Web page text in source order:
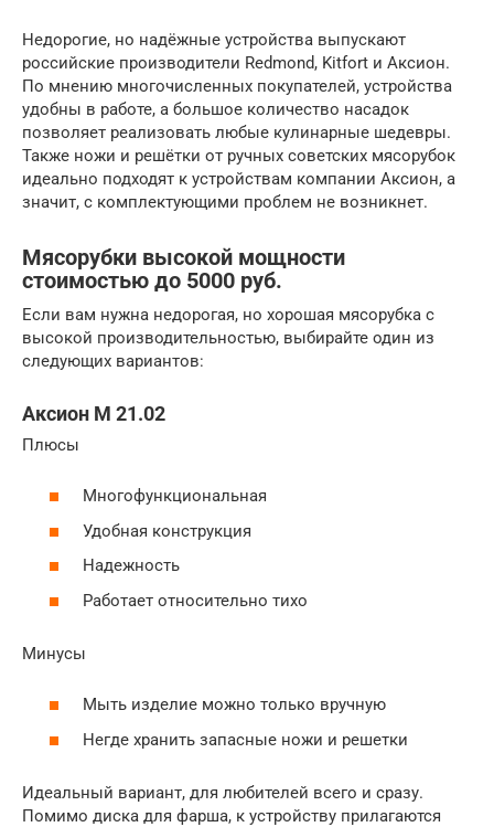
Недорогие, но надёжные устройства выпускают
российские производители Redmond, Kitfort и Аксион.
По мнению многочисленных покупателей, устройства
удобны в работе, а большое количество насадок
позволяет реализовать любые кулинарные шедевры.
Также ножи и решётки от ручных советских мясорубок
идеально подходят к устройствам компании Аксион, а
значит, с комплектующими проблем не возникнет.
Мясорубки высокой мощности
стоимостью до 5000 руб.
Если вам нужна недорогая, но хорошая мясорубка с
высокой производительностью, выбирайте один из
следующих вариантов:
Аксион M 21.02
Плюсы
Многофункциональная
Удобная конструкция
Надежность
Работает относительно тихо
Минусы
Мыть изделие можно только вручную
Негде хранить запасные ножи и решетки
Идеальный вариант, для любителей всего и сразу.
Помимо диска для фарша, к устройству прилагаются